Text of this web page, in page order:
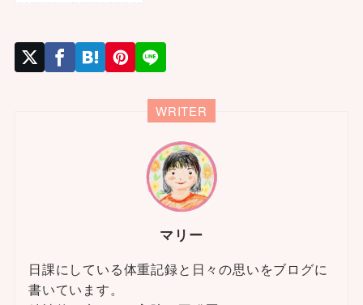
WRITER
マリー
日課にしている体重記録と日々の思いをブログに
書いています。